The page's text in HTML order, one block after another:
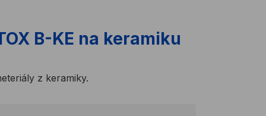
B-KE na keramiku
z keramiky.